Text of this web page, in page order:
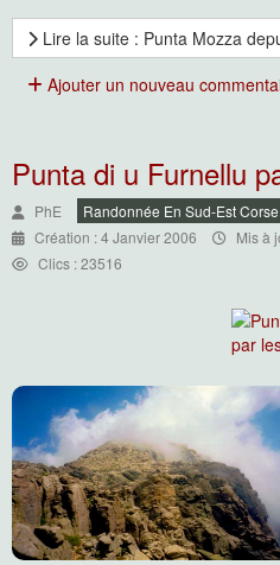
Lire la suite : Punta Mozza
Ajouter un nouveau
Punta di u Furnellu
PhE Randonnée En Sud-Est Corse
Création : 4 Janvier 2006
Mis à
Clics : 23516